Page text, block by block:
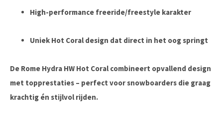
High-performance freeride/freestyle karakter
Uniek Hot Coral design dat direct in het oog springt
De Rome Hydra HW Hot Coral combineert opvallend design
met topprestaties – perfect voor snowboarders die graag
krachtig én stijlvol rijden.